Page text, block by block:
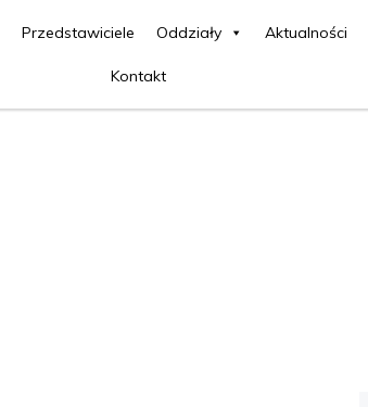
Przedstawiciele Oddziały Aktualności
Kontakt